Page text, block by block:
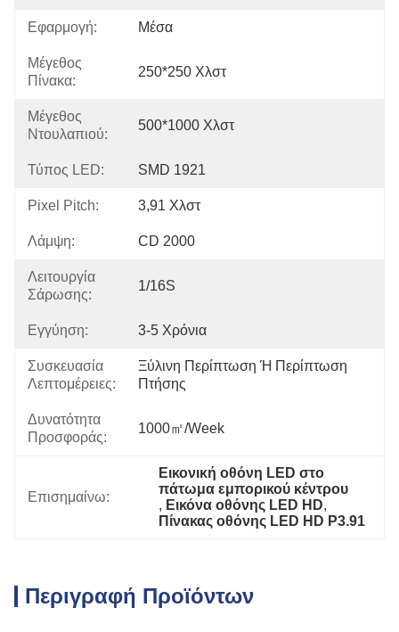
Εφαρμογή: Μέσα
Μέγεθος
Πίνακα:
250*250 Χλστ
Μέγεθος
Ντουλαπιού:
500*1000 Χλστ
Τύπος LED: SMD 1921
Pixel Pitch: 3,91 Χλστ
Λάμψη: CD 2000
Λειτουργία
Σάρωσης:
1/16S
Εγγύηση: 3-5 Χρόνια
Συσκευασία
Λεπτομέρειες:
Ξύλινη Περίπτωση Ή Περίπτωση
Πτήσης
Δυνατότητα
Προσφοράς:
1000㎡/week
Επισημαίνω:
Εικονική οθόνη LED στο
πάτωμα εμπορικού κέντρου
, Εικόνα οθόνης LED HD,
Πίνακας οθόνης LED HD P3.91
Περιγραφή Προϊόντων